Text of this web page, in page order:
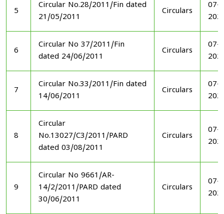
5
Circular No.28/2011/Fin dated
21/05/2011
Circulars
07-
6
Circular No 37/2011/Fin
dated 24/06/2011
Circulars
07-
7
Circular No.33/2011/Fin dated
14/06/2011
Circulars
07-
8
Circular
No.13027/C3/2011/PARD
dated 03/08/2011
Circulars
07-
9
Circular No 9661/AR-
14/2/2011/PARD dated
30/06/2011
Circulars
07-